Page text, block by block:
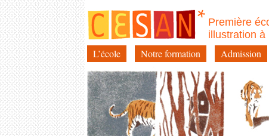
Première
illustration à
Aller
au
contenu
L’école Notre formation Admission